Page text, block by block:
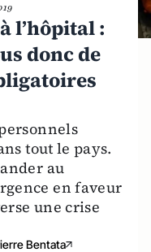
l’hôpital :
donc de
tout le pays.
au
en faveur
une crise
Bentata